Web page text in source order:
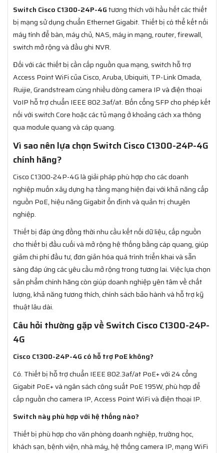
Switch Cisco C1300-24P-4Gtương thích với hầu hết các thiết
bị mạng sử dụng chuẩn Ethernet Gigabit. Thiết bị có thể kết nối
máy tính để bàn, máy chủ, NAS, máy in mạng, router, firewall,
switch mở rộng và đầu ghi NVR.
Đối với các thiết bị cần cấp nguồn qua mạng, switch hỗ trợ
Access Point WiFi của Cisco, Aruba, Ubiquiti, TP-Link Omada,
Ruijie, Grandstream cùng nhiều dòng camera IP và điện thoại
VoIP hỗ trợ chuẩn IEEE 802.3af/at. Bốn cổng SFP cho phép kết
nối với switch Core hoặc các tủ mạng ở khoảng cách xa thông
qua module quang và cáp quang.
Vì sao nên lựa chọn Switch Cisco C1300-24P-4G
chính hãng?
Cisco C1300-24P-4G là giải pháp phù hợp cho các doanh
nghiệp muốn xây dựng hạ tầng mạng hiện đại với khả năng cấp
nguồn PoE, hiệu năng Gigabit ổn định và quản trị chuyên
nghiệp.
Thiết bị đáp ứng đồng thời nhu cầu kết nối dữ liệu, cấp nguồn
cho thiết bị đầu cuối và mở rộng hệ thống bằng cáp quang, giúp
giảm chi phí đầu tư, đơn giản hóa quá trình triển khai và sẵn
sàng đáp ứng các yêu cầu mở rộng trong tương lai. Việc lựa chọn
sản phẩm chính hãng còn giúp doanh nghiệp yên tâm về chất
lượng, khả năng tương thích, chính sách bảo hành và hỗ trợ kỹ
thuật lâu dài.
Câu hỏi thường gặp về Switch Cisco C1300-24P-
4G
Cisco C1300-24P-4G có hỗ trợ PoE không?
Có. Thiết bị hỗ trợ chuẩn IEEE 802.3af/at PoE+ với 24 cổng
Gigabit PoE+ và ngân sách công suất PoE 195W, phù hợp để
cấp nguồn cho camera IP, Access Point WiFi và điện thoại IP.
Switch này phù hợp với hệ thống nào?
Thiết bị phù hợp cho văn phòng doanh nghiệp, trường học,
khách sạn, bệnh viện, nhà máy, hệ thống camera IP, mạng WiFi